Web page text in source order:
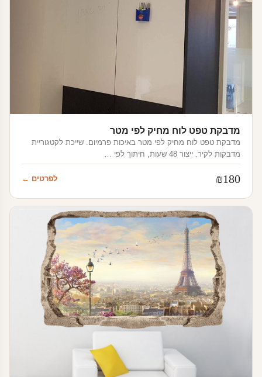
מדבקת טפט לוח מחיק לפי מטר
מדבקת טפט לוח מחיק לפי מטר באיכות פרמיום. שייכת לקטגוריית
מדבקות לקיר. ייצור 48 שעות, חיתוך לפי …
₪180 לפרטים ←